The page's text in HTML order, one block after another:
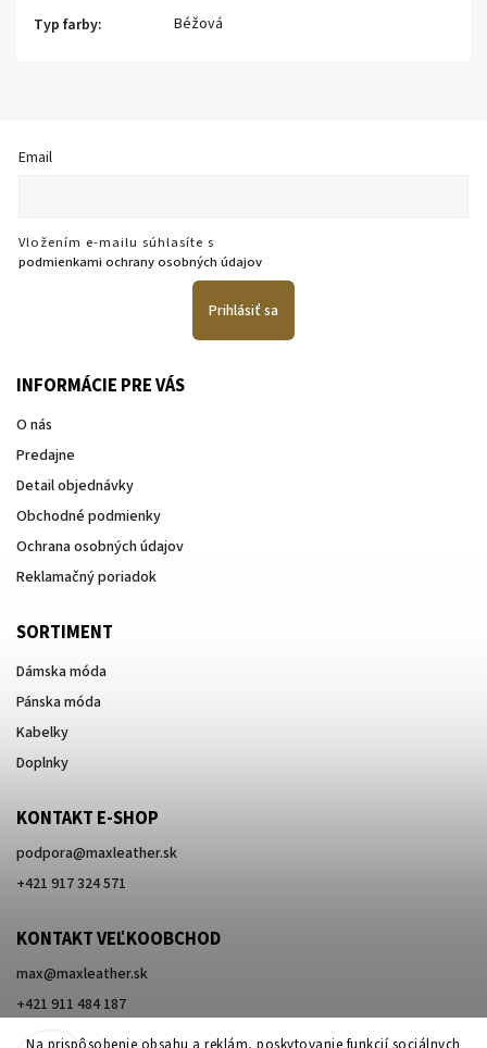
Typ farby: Béžová
Email
Vložením e-mailu súhlasíte s
podmienkami ochrany osobných údajov
Prihlásiť sa
INFORMÁCIE PRE VÁS
O nás
Predajne
Detail objednávky
Obchodné podmienky
Ochrana osobných údajov
Reklamačný poriadok
SORTIMENT
Dámska móda
Pánska móda
Kabelky
Doplnky
KONTAKT E-SHOP
podpora@maxleather.sk
+421 917 324 571
KONTAKT VEĽKOOBCHOD
max@maxleather.sk
+421 911 484 187